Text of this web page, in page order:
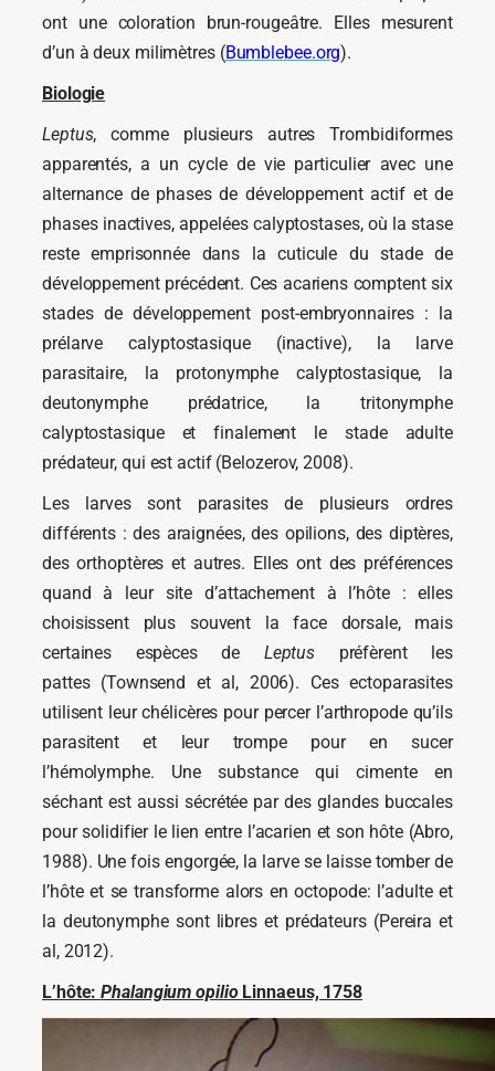
ont une coloration brun-rougeâtre. Elles mesurent
d’un à deux milimètres (Bumblebee.org).
Biologie
Leptus, comme plusieurs autres Trombidiformes
apparentés, a un cycle de vie particulier avec une
alternance de phases de développement actif et de
phases inactives, appelées calyptostases, où la stase
reste emprisonnée dans la cuticule du stade de
développement précédent. Ces acariens comptent six
stades de développement post-embryonnaires : la
prélarve calyptostasique (inactive), la larve
parasitaire, la protonymphe calyptostasique, la
deutonymphe prédatrice, la tritonymphe
calyptostasique et finalement le stade adulte
prédateur, qui est actif (Belozerov, 2008).
Les larves sont parasites de plusieurs ordres
différents : des araignées, des opilions, des diptères,
des orthoptères et autres. Elles ont des préférences
quand à leur site d’attachement à l’hôte : elles
choisissent plus souvent la face dorsale, mais
certaines espèces de Leptus préfèrent les
pattes (Townsend et al, 2006). Ces ectoparasites
utilisent leur chélicères pour percer l’arthropode qu’ils
parasitent et leur trompe pour en sucer
l’hémolymphe. Une substance qui cimente en
séchant est aussi sécrétée par des glandes buccales
pour solidifier le lien entre l’acarien et son hôte (Abro,
1988). Une fois engorgée, la larve se laisse tomber de
l’hôte et se transforme alors en octopode: l’adulte et
la deutonymphe sont libres et prédateurs (Pereira et
al, 2012).
L’hôte:Phalangium opilio Linnaeus, 1758